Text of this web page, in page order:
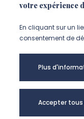
votre expérience
En cliquant sur un
consentement de
Plus
Accepter tous